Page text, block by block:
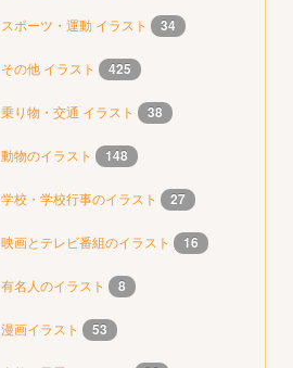
スポーツ・運動 イラスト 34
その他 イラスト 425
乗り物・交通 イラスト 38
動物のイラスト 148
学校・学校行事のイラスト 27
映画とテレビ番組のイラスト 16
有名人のイラスト 8
漫画イラスト 53